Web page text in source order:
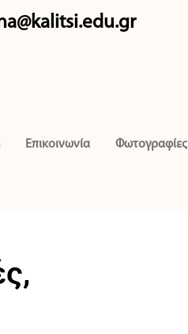
Επικοινωνία Φωτογραφίες